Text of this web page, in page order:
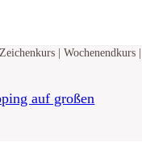
| Wochenendkurs |
auf großen